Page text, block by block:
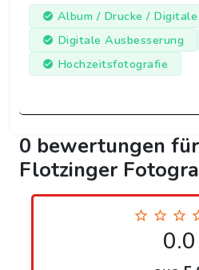
Album / Drucke /
Digitale Ausbesserung
Hochzeitsfotografie
0 bewertungen
Flotzinger
0.0